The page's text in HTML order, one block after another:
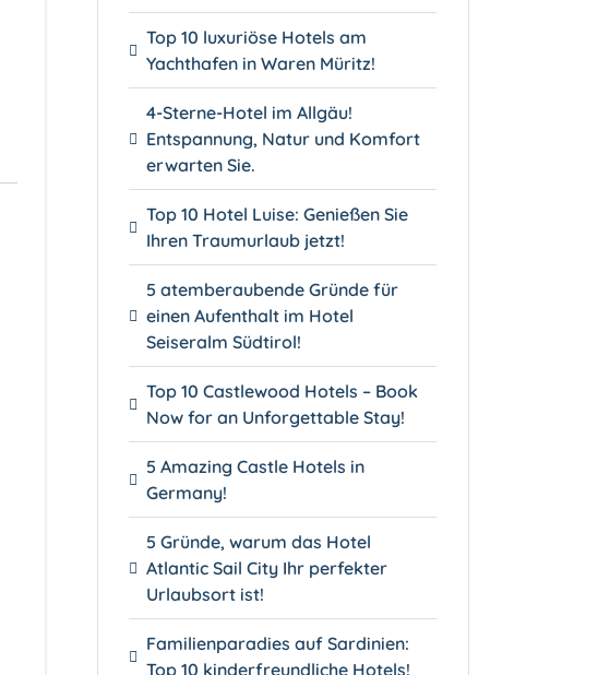
Top 10 luxuriöse Hotels am
Yachthafen in Waren Müritz!
4-Sterne-Hotel im Allgäu!
Entspannung, Natur und Komfort
erwarten Sie.
Top 10 Hotel Luise: Genießen Sie
Ihren Traumurlaub jetzt!
5 atemberaubende Gründe für
einen Aufenthalt im Hotel
Seiseralm Südtirol!
Top 10 Castlewood Hotels – Book
Now for an Unforgettable Stay!
5 Amazing Castle Hotels in
Germany!
5 Gründe, warum das Hotel
Atlantic Sail City Ihr perfekter
Urlaubsort ist!
Familienparadies auf Sardinien:
Top 10 kinderfreundliche Hotels!